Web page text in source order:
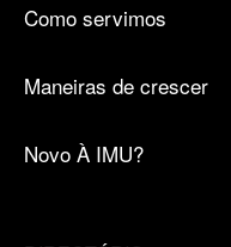
Como servimos
Maneiras de crescer
Novo À IMU?